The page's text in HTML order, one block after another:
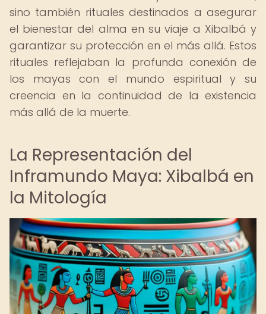
sino también rituales destinados a asegurar
el bienestar del alma en su viaje a Xibalbá y
garantizar su protección en el más allá. Estos
rituales reflejaban la profunda conexión de
los mayas con el mundo espiritual y su
creencia en la continuidad de la existencia
más allá de la muerte.
La Representación del
Inframundo Maya: Xibalbá en
la Mitología